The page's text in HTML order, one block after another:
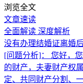
浏览全文
文章速读
全面解读 深度解析
没有办理结婚证离婚
[问题分析]：
您好，
的财产，夫妻财产权
定、共同财产分割、